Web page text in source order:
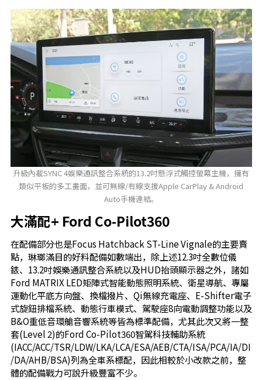
升級內載SYNC 4娛樂通訊整合系統的13.2吋懸浮式觸控螢幕主機，擁有
類似平板的多工畫面，並可無線/有線支援Apple CarPlay & Android
Auto手機連結。
大滿配+ Ford Co-Pilot360
在配備部分也是Focus Hatchback ST-Line Vignale的主要賣
點，琳瑯滿目的好料配備如數端出，除上述12.3吋全數位儀
錶、13.2吋娛樂通訊整合系統以及HUD抬頭顯示器之外，諸如
Ford MATRIX LED矩陣式智能動態照明系統、衛星導航、專屬
運動化平底方向盤、換檔撥片、Qi無線充電座、E-Shifter電子
式旋鈕排檔系統、動態行車模式、駕駛座8向電動調整功能以及
B&O重低音環艙音響系統等皆為標準配備，尤其此次又將一整
套(Level 2)的Ford Co-Pilot360智駕科技輔助系統
(IACC/ACC/TSR/LDW/LKA/LCA/ESA/AEB/CTA/ISA/PCA/IA/DI
/DA/AHB/BSA)列為全車系標配，因此相較於小改款之前，整
體的配備戰力可說升級豐富不少。